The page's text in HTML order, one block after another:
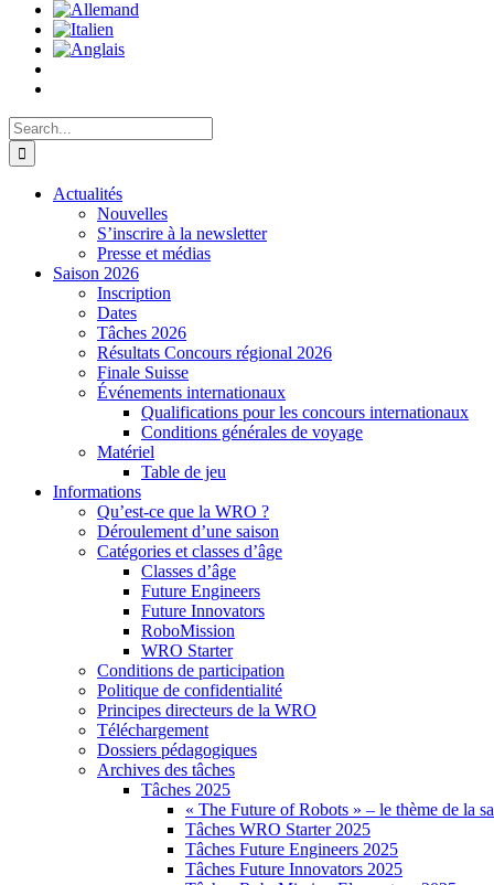
Search
for:
Actualités
Nouvelles
S’inscrire à la newsletter
Presse et médias
Saison 2026
Inscription
Dates
Tâches 2026
Résultats Concours régional 2026
Finale Suisse
Événements internationaux
Qualifications pour les concours internationaux
Conditions générales de voyage
Matériel
Table de jeu
Informations
Qu’est-ce que la WRO ?
Déroulement d’une saison
Catégories et classes d’âge
Classes d’âge
Future Engineers
Future Innovators
RoboMission
WRO Starter
Conditions de participation
Politique de confidentialité
Principes directeurs de la WRO
Téléchargement
Dossiers pédagogiques
Archives des tâches
Tâches 2025
« The Future of Robots » – le thème de la
Tâches WRO Starter 2025
Tâches Future Engineers 2025
Tâches Future Innovators 2025